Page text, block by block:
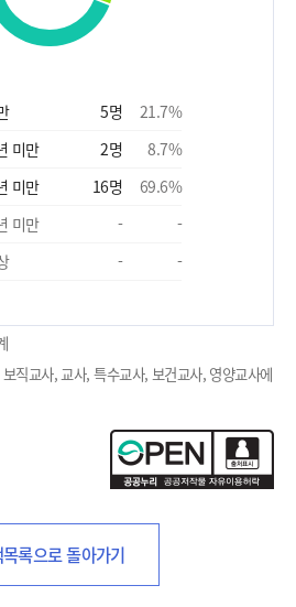
5명 21.7%
미만
2명 8.7%
미만
16명 69.6%
미만
-
-
- -
직교사, 교사, 특수교사, 보건교사, 영양교사에
록으로 돌아가기